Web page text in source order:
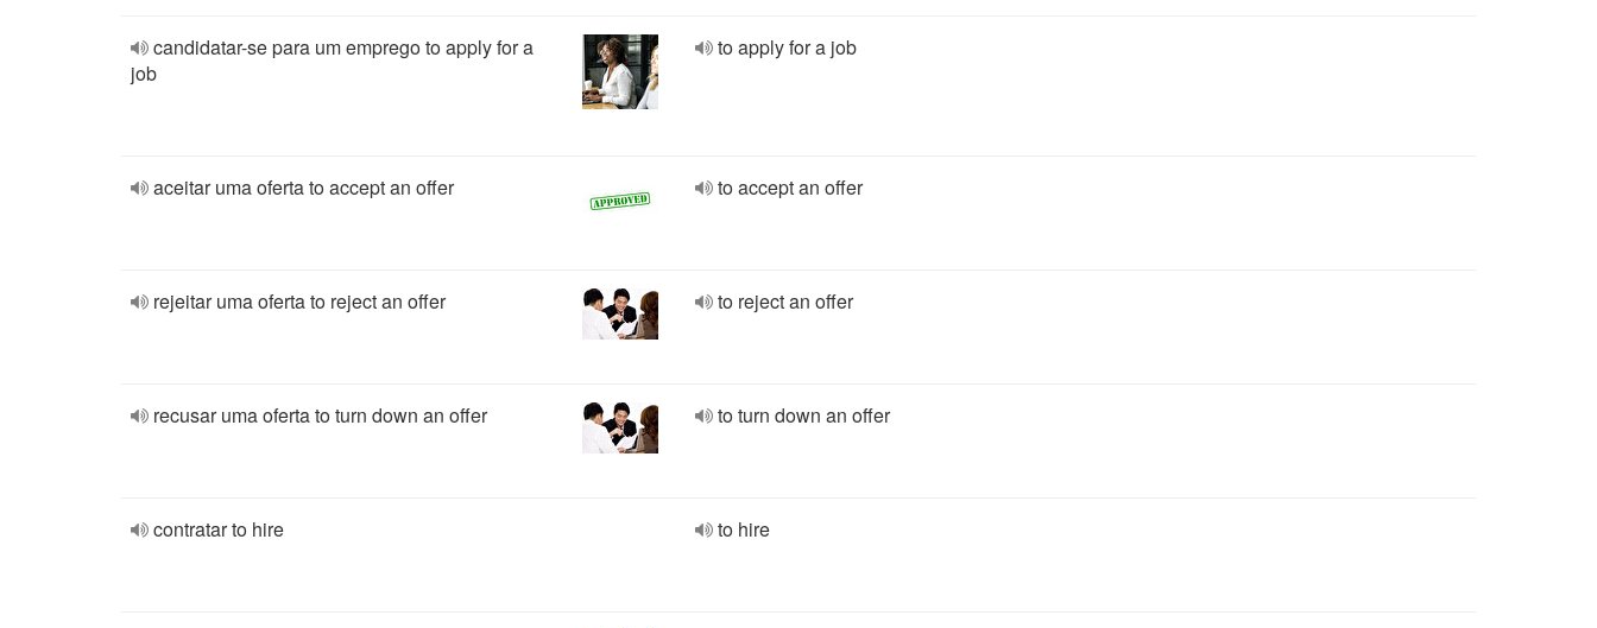
candidatar-se para um emprego to apply for a
job
to apply for a job
aceitar uma oferta to accept an offer to accept an offer
rejeitar uma oferta to reject an offer to reject an offer
recusar uma oferta to turn down an offer to turn down an offer
contratar to hire to hire